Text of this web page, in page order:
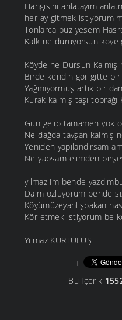
Hangisini anlatayım
her ay gitmek istiyorum
Tonlarca buz yesem
Kalk ne duruyorsun
Köyde ne Dursun
Birde kendin gör gitte bir
Yağmıyormuş artık bir
Kurak kalmış taşı
Gün gelip tamamen yok
Ne dağda tavşan kalmış
Yeniden yapılandırsam
Ne yapsam elimden
yılmaz im bende
Daim özlüyorum bende
Köyümüzeyanlişbakan
Kör etmek istiyorum be
Yılmaz KURTULUŞ
Bu İçerik